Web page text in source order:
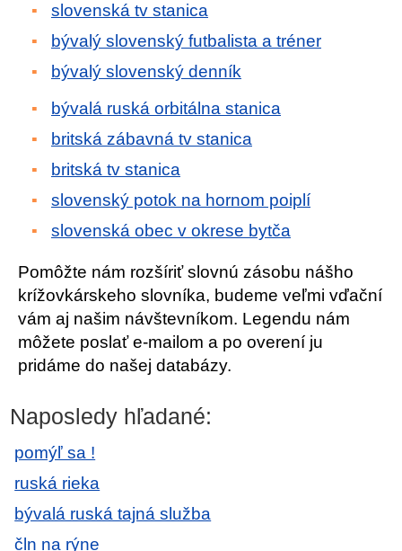
slovenská tv stanica
bývalý slovenský futbalista a tréner
bývalý slovenský denník
bývalá ruská orbitálna stanica
britská zábavná tv stanica
britská tv stanica
slovenský potok na hornom poiplí
slovenská obec v okrese bytča
Pomôžte nám rozšíriť slovnú zásobu nášho
krížovkárskeho slovníka, budeme veľmi vďační
vám aj našim návštevníkom. Legendu nám
môžete poslať e-mailom a po overení ju
pridáme do našej databázy.
Naposledy hľadané:
pomýľ sa !
ruská rieka
bývalá ruská tajná služba
čln na rýne